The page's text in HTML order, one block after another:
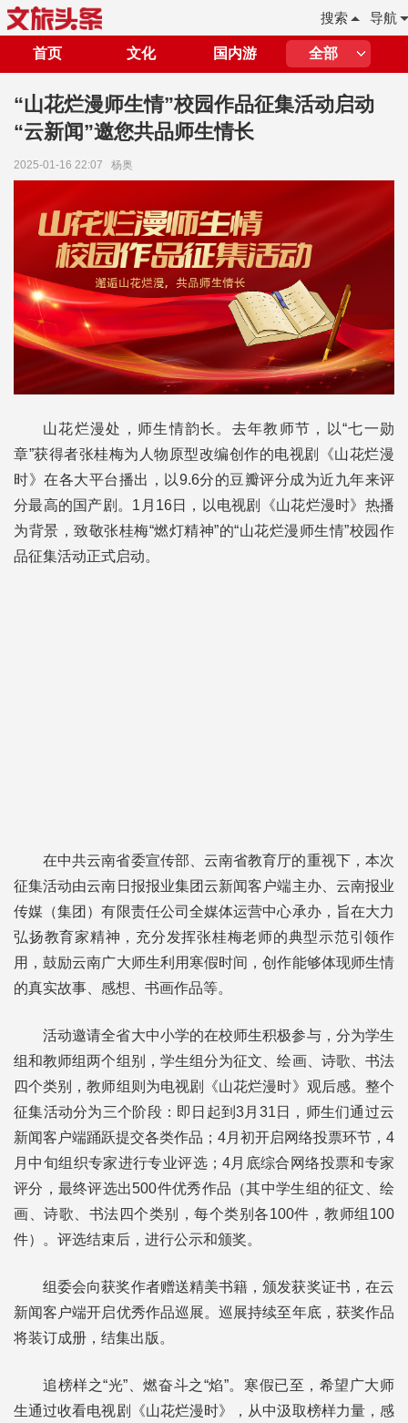
导航
搜索
首页 文化 国内游 全部
“山花烂漫师生情”校园作品征集活动启动
“云新闻”邀您共品师生情长
2025-01-16 22:07 杨奥
山花烂漫处，师生情韵长。去年教师节，以“七一勋
章”获得者张桂梅为人物原型改编创作的电视剧《山花烂漫
时》在各大平台播出，以9.6分的豆瓣评分成为近九年来评
分最高的国产剧。1月16日，以电视剧《山花烂漫时》热播
为背景，致敬张桂梅“燃灯精神”的“山花烂漫师生情”校园作
品征集活动正式启动。
在中共云南省委宣传部、云南省教育厅的重视下，本次
征集活动由云南日报报业集团云新闻客户端主办、云南报业
传媒（集团）有限责任公司全媒体运营中心承办，旨在大力
弘扬教育家精神，充分发挥张桂梅老师的典型示范引领作
用，鼓励云南广大师生利用寒假时间，创作能够体现师生情
的真实故事、感想、书画作品等。
活动邀请全省大中小学的在校师生积极参与，分为学生
组和教师组两个组别，学生组分为征文、绘画、诗歌、书法
四个类别，教师组则为电视剧《山花烂漫时》观后感。整个
征集活动分为三个阶段：即日起到3月31日，师生们通过云
新闻客户端踊跃提交各类作品；4月初开启网络投票环节，4
月中旬组织专家进行专业评选；4月底综合网络投票和专家
评分，最终评选出500件优秀作品（其中学生组的征文、绘
画、诗歌、书法四个类别，每个类别各100件，教师组100
件）。评选结束后，进行公示和颁奖。
组委会向获奖作者赠送精美书籍，颁发获奖证书，在云
新闻客户端开启优秀作品巡展。巡展持续至年底，获奖作品
将装订成册，结集出版。
追榜样之“光”、燃奋斗之“焰”。寒假已至，希望广大师
生通过收看电视剧《山花烂漫时》，从中汲取榜样力量，感